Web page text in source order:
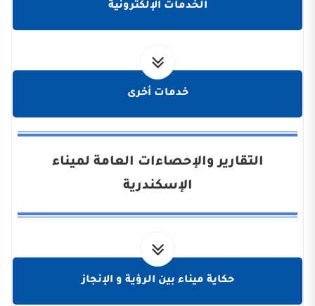
الخدمات الإلكترونية
خدمات أخرى
التقارير والإحصاءات العامة لميناء
الإسكندرية
حكاية ميناء بين الرؤية و الإنجاز